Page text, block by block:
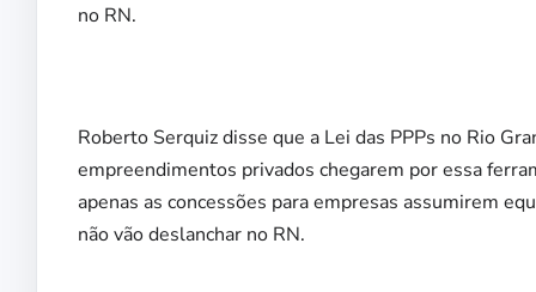
no RN.
Roberto Serquiz disse que a Lei das PPPs no Rio
empreendimentos privados chegarem por essa
apenas as concessões para empresas assumirem
não vão deslanchar no RN.